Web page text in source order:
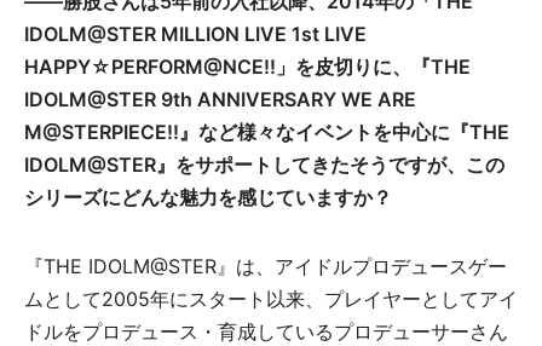
IDOLM@STER MILLION LIVE 1st LIVE
HAPPY☆PERFORM@NCE!!」を皮切りに、『THE
IDOLM@STER 9th ANNIVERSARY WE ARE
M@STERPIECE!!』など様々なイベントを中心に『THE
IDOLM@STER』をサポートしてきたそうですが、この
シリーズにどんな魅力を感じていますか？
『THE IDOLM@STER』は、アイドルプロデュースゲー
ムとして2005年にスタート以来、プレイヤーとしてアイ
ドルをプロデュース・育成しているプロデューサーさん